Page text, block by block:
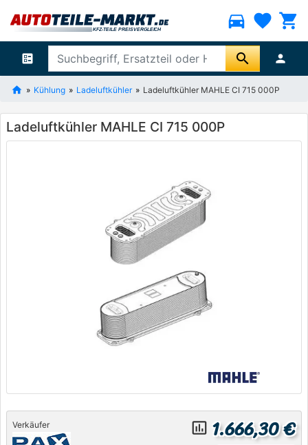
directions_car favorite shopping_cart
ballot search person
Kühlung Ladeluftkühler Ladeluftkühler MAHLE CI 715 000P
Ladeluftkühler MAHLE CI 715 000P
Verkäufer insert_chart_outlined 1.666,30 €